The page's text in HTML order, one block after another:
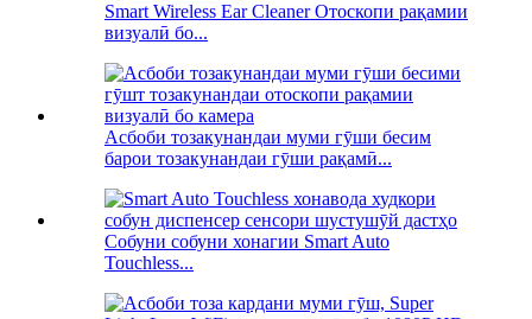
Smart Wireless Ear Cleaner Отоскопи рақамии
визуалӣ бо...
Асбоби тозакунандаи муми гӯши бесим
барои тозакунандаи гӯши рақамӣ...
Собуни собуни хонагии Smart Auto
Touchless...